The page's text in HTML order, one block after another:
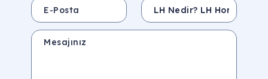
E-Posta Konu
Mesajınız